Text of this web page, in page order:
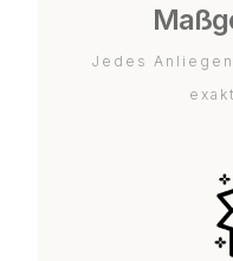
Jedes